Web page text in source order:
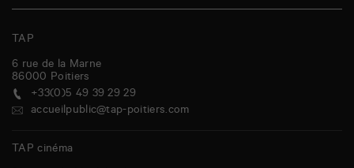
TAP
6 rue de la Marne
86000 Poitiers
+33(0)5 49 39 29 29
accueilpublic@tap-poitiers.com
TAP cinéma